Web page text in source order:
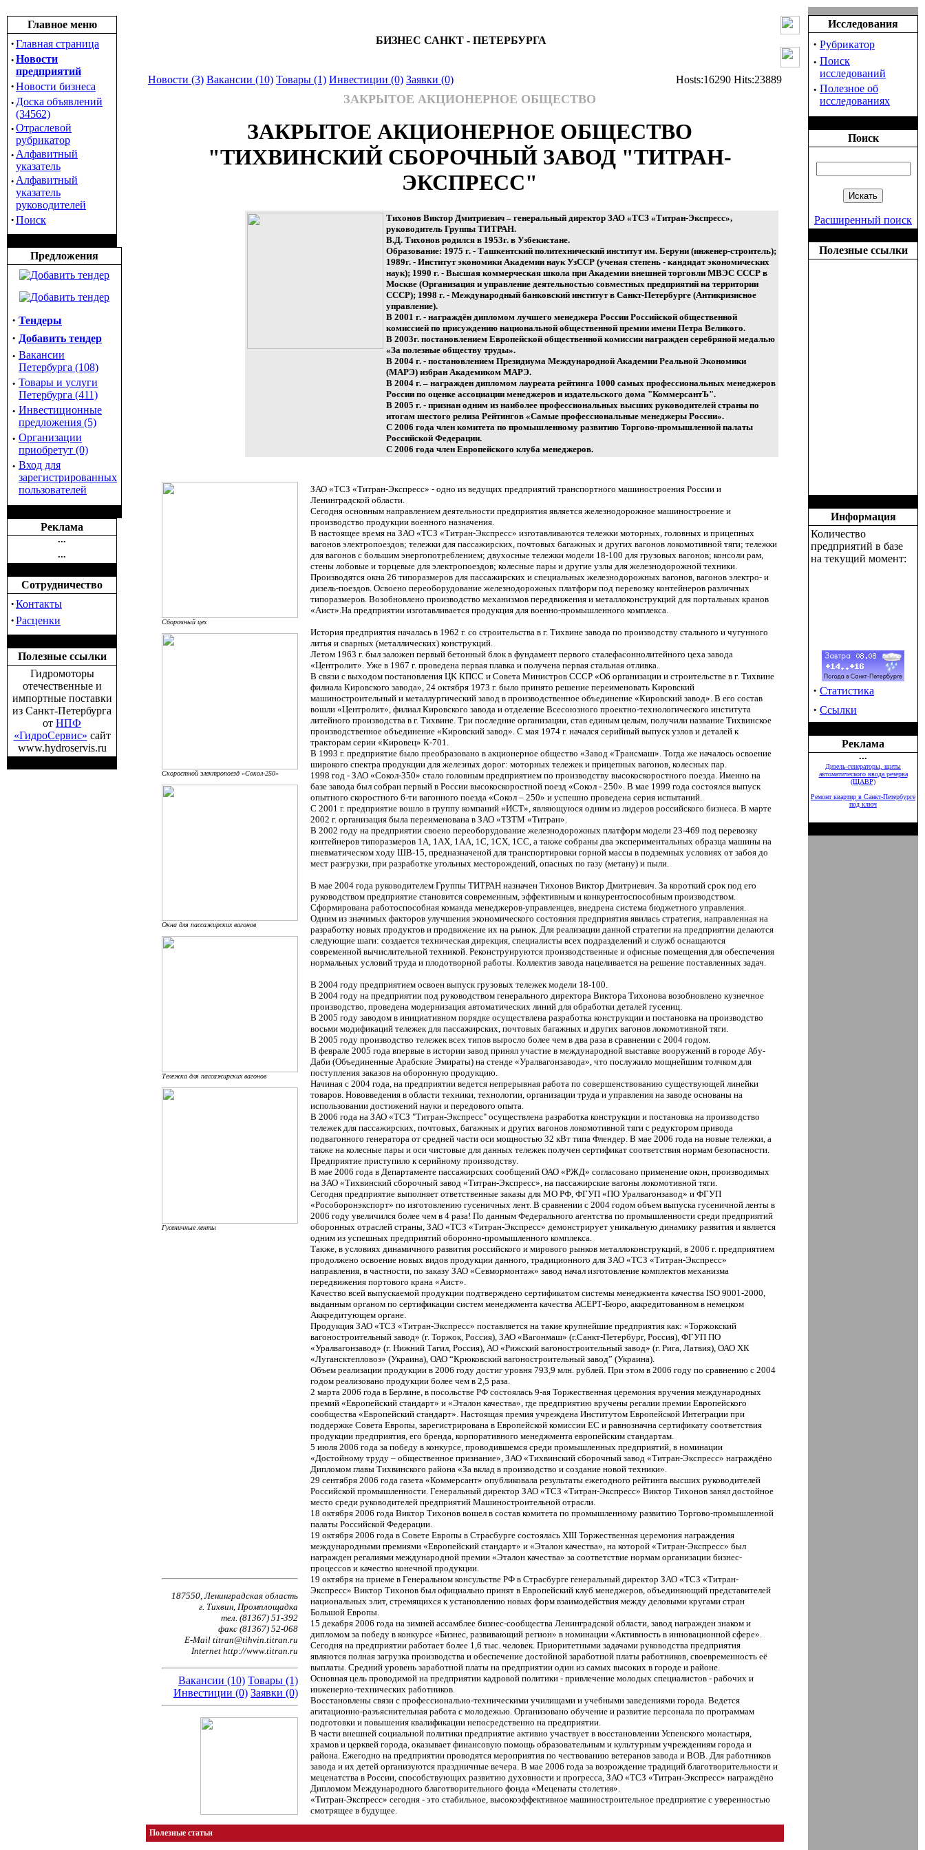
Главное меню
·Главная страница
·Новости
предприятий
·Новости бизнеса
· Доска объявлений
(34562)
·Отраслевой
рубрикатор
· Алфавитный
указатель
· Алфавитный
указатель
руководителей
·Поиск
Предложения
· Тендеры
· Добавить тендер
· Вакансии
Петербурга (108)
· Товары и услуги
Петербурга (411)
· Инвестиционные
предложения (5)
· Организации
приобретут (0)
· Вход для
зарегистрированных
пользователей
Реклама
•••
•••
Сотрудничество
·Контакты
·Расценки
Полезные ссылки
Гидромоторы
отечественные и
импортные поставки
из Санкт-Петербурга
от НПФ
«ГидроСервис» сайт
www.hydroservis.ru
БИЗНЕС САНКТ - ПЕТЕРБУРГА
Новости (3) Вакансии (10) Товары (1) Инвестиции (0) Заявки (0) Hosts:16290 Hits:23889
ЗАКРЫТОЕ АКЦИОНЕРНОЕ ОБЩЕСТВО
ЗАКРЫТОЕ АКЦИОНЕРНОЕ ОБЩЕСТВО
"ТИХВИНСКИЙ СБОРОЧНЫЙ ЗАВОД "ТИТРАН-
ЭКСПРЕСС"
Тихонов Виктор Дмитриевич – генеральный директор ЗАО «ТСЗ «Титран-Экспресс»,
руководитель Группы ТИТРАН.
В.Д. Тихонов родился в 1953г. в Узбекистане.
Образование: 1975 г. - Ташкентский политехнический институт им. Беруни (инженер-строитель);
1989г. - Институт экономики Академии наук УзССР (ученая степень - кандидат экономических
наук); 1990 г. - Высшая коммерческая школа при Академии внешней торговли МВЭС СССР в
Москве (Организация и управление деятельностью совместных предприятий на территории
СССР); 1998 г. - Международный банковский институт в Санкт-Петербурге (Антикризисное
управление).
В 2001 г. - награждён дипломом лучшего менеджера России Российской общественной
комиссией по присуждению национальной общественной премии имени Петра Великого.
В 2003г. постановлением Европейской общественной комиссии награжден серебряной медалью
«За полезные обществу труды».
В 2004 г. - постановлением Президиума Международной Академии Реальной Экономики
(МАРЭ) избран Академиком МАРЭ.
В 2004 г. – награжден дипломом лауреата рейтинга 1000 самых профессиональных менеджеров
России по оценке ассоциации менеджеров и издательского дома "КоммерсантЪ".
В 2005 г. - признан одним из наиболее профессиональных высших руководителей страны по
итогам шестого релиза Рейтингов «Самые профессиональные менеджеры России».
С 2006 года член комитета по промышленному развитию Торгово-промышленной палаты
Российской Федерации.
С 2006 года член Европейского клуба менеджеров.
Сборочный цех
Скоростной электропоезд «Сокол-250»
Окна для пассажирских вагонов
Тележка для пассажирских вагонов
Гусеничные ленты
ЗАО «ТСЗ «Титран-Экспресс» - одно из ведущих предприятий транспортного машиностроения России и
Ленинградской области.
Сегодня основным направлением деятельности предприятия является железнодорожное машиностроение и
производство продукции военного назначения.
В настоящее время на ЗАО «ТСЗ «Титран-Экспресс» изготавливаются тележки моторных, головных и прицепных
вагонов электропоездов; тележки для пассажирских, почтовых багажных и других вагонов локомотивной тяги; тележки
для вагонов с большим энергопотреблением; двухосные тележки модели 18-100 для грузовых вагонов; консоли рам,
стены лобовые и торцевые для электропоездов; колесные пары и другие узлы для железнодорожной техники.
Производятся окна 26 типоразмеров для пассажирских и специальных железнодорожных вагонов, вагонов электро- и
дизель-поездов. Освоено переоборудование железнодорожных платформ под перевозку контейнеров различных
типоразмеров. Возобновлено производство механизмов передвижения и металлоконструкций для портальных кранов
«Аист».На предприятии изготавливается продукция для военно-промышленного комплекса.
История предприятия началась в 1962 г. со строительства в г. Тихвине завода по производству стального и чугунного
литья и сварных (металлических) конструкций.
Летом 1963 г. был заложен первый бетонный блок в фундамент первого сталефасоннолитейного цеха завода
«Центролит». Уже в 1967 г. проведена первая плавка и получена первая стальная отливка.
В связи с выходом постановления ЦК КПСС и Совета Министров СССР «Об организации и строительстве в г. Тихвине
филиала Кировского завода», 24 октября 1973 г. было принято решение переименовать Кировский
машиностроительный и металлургический завод в производственное объединение «Кировский завод». В его состав
вошли «Центролит», филиал Кировского завода и отделение Всесоюзного проектно-технологического института
литейного производства в г. Тихвине. Три последние организации, став единым целым, получили название Тихвинское
производственное объединение «Кировский завод». С мая 1974 г. начался серийный выпуск узлов и деталей к
тракторам серии «Кировец» К-701.
В 1993 г. предприятие было преобразовано в акционерное общество «Завод «Трансмаш». Тогда же началось освоение
широкого спектра продукции для железных дорог: моторных тележек и прицепных вагонов, колесных пар.
1998 год - ЗАО «Сокол-350» стало головным предприятием по производству высокоскоростного поезда. Именно на
базе завода был собран первый в России высокоскоростной поезд «Сокол - 250». В мае 1999 года состоялся выпуск
опытного скоростного 6-ти вагонного поезда «Сокол – 250» и успешно проведена серия испытаний.
С 2001 г. предприятие вошло в группу компаний «ИСТ», являющуюся одним из лидеров российского бизнеса. В марте
2002 г. организация была переименована в ЗАО «ТЗТМ «Титран».
В 2002 году на предприятии своено переоборудование железнодорожных платформ модели 23-469 под перевозку
контейнеров типоразмеров 1А, 1АХ, 1АА, 1С, 1СХ, 1СС, а также собраны два экспериментальных образца машины на
пневматическом ходу ШВ-15, предназначеной для транспортировки горной массы в подземных условиях от забоя до
мест разгрузки, при разработке угольных месторождений, опасных по газу (метану) и пыли.
В мае 2004 года руководителем Группы ТИТРАН назначен Тихонов Виктор Дмитриевич. За короткий срок под его
руководством предприятие становится современным, эффективным и конкурентоспособным производством.
Сформирована работоспособная команда менеджеров-управленцев, внедрена система бюджетного управления.
Одним из значимых факторов улучшения экономического состояния предприятия явилась стратегия, направленная на
разработку новых продуктов и продвижение их на рынок. Для реализации данной стратегии на предприятии делаются
следующие шаги: создается техническая дирекция, специалисты всех подразделений и служб оснащаются
современной вычислительной техникой. Реконструируются производственные и офисные помещения для обеспечения
нормальных условий труда и плодотворной работы. Коллектив завода нацеливается на решение поставленных задач.
В 2004 году предприятием освоен выпуск грузовых тележек модели 18-100.
В 2004 году на предприятии под руководством генерального директора Виктора Тихонова возобновлено кузнечное
производство, проведена модернизация автоматических линий для обработки деталей гусениц.
В 2005 году заводом в инициативном порядке осуществлена разработка конструкции и постановка на производство
восьми модификаций тележек для пассажирских, почтовых багажных и других вагонов локомотивной тяги.
В 2005 году производство тележек всех типов выросло более чем в два раза в сравнении с 2004 годом.
В феврале 2005 года впервые в истории завод принял участие в международной выставке вооружений в городе Абу-
Даби (Объединенные Арабские Эмираты) на стенде «Уралвагонзавода», что послужило мощнейшим толчком для
поступления заказов на оборонную продукцию.
Начиная с 2004 года, на предприятии ведется непрерывная работа по совершенствованию существующей линейки
товаров. Нововведения в области техники, технологии, организации труда и управления на заводе основаны на
использовании достижений науки и передового опыта.
В 2006 года на ЗАО «ТСЗ "Титран-Экспресс" осуществлена разработка конструкции и постановка на производство
тележек для пассажирских, почтовых, багажных и других вагонов локомотивной тяги с редуктором привода
подвагонного генератора от средней части оси мощностью 32 кВт типа Флендер. В мае 2006 года на новые тележки, а
также на колесные пары и оси чистовые для данных тележек получен сертификат соответствия нормам безопасности.
Предприятие приступило к серийному производству.
В мае 2006 года в Департаменте пассажирских сообщений ОАО «РЖД» согласовано применение окон, производимых
на ЗАО «Тихвинский сборочный завод «Титран-Экспресс», на пассажирские вагоны локомотивной тяги.
Сегодня предприятие выполняет ответственные заказы для МО РФ, ФГУП «ПО Уралвагонзавод» и ФГУП
«Рособоронэкспорт» по изготовлению гусеничных лент. В сравнении с 2004 годом объем выпуска гусеничной ленты в
2006 году увеличился более чем в 4 раза! По данным Федерального агентства по промышленности среди предприятий
оборонных отраслей страны, ЗАО «ТСЗ «Титран-Экспресс» демонстрирует уникальную динамику развития и является
одним из успешных предприятий оборонно-промышленного комплекса.
Также, в условиях динамичного развития российского и мирового рынков металлоконструкций, в 2006 г. предприятием
продолжено освоение новых видов продукции данного, традиционного для ЗАО «ТСЗ «Титран-Экспресс»
направления, в частности, по заказу ЗАО «Севмормонтаж» завод начал изготовление комплектов механизма
передвижения портового крана «Аист».
Качество всей выпускаемой продукции подтверждено сертификатом системы менеджмента качества ISO 9001-2000,
выданным органом по сертификации систем менеджмента качества АСЕРТ-Бюро, аккредитованном в немецком
Аккредитующем органе.
Продукция ЗАО «ТСЗ «Титран-Экспресс» поставляется на такие крупнейшие предприятия как: «Торжокский
вагоностроительный завод» (г. Торжок, Россия), ЗАО «Вагонмаш» (г.Санкт-Петербург, Россия), ФГУП ПО
«Уралвагонзавод» (г. Нижний Тагил, Россия), АО «Рижский вагоностроительный завод» (г. Рига, Латвия), ОАО ХК
«Лугансктепловоз» (Украина), ОАО “Крюковский вагоностроительный завод” (Украина).
Объем реализации продукции в 2006 году достиг уровня 793,9 млн. рублей. При этом в 2006 году по сравнению с 2004
годом реализовано продукции более чем в 2,5 раза.
2 марта 2006 года в Берлине, в посольстве РФ состоялась 9-ая Торжественная церемония вручения международных
премий «Европейский стандарт» и «Эталон качества», где предприятию вручены регалии премии Европейского
сообщества «Европейский стандарт». Настоящая премия учреждена Институтом Европейской Интеграции при
поддержке Совета Европы, зарегистрирована в Европейской комиссии ЕС и равнозначна сертификату соответствия
продукции предприятия, его бренда, корпоративного менеджмента европейским стандартам.
5 июля 2006 года за победу в конкурсе, проводившемся среди промышленных предприятий, в номинации
«Достойному труду – общественное признание», ЗАО «Тихвинский сборочный завод «Титран-Экспресс» награждёно
Дипломом главы Тихвинского района «За вклад в производство и создание новой техники».
29 сентября 2006 года газета «Коммерсант» опубликовала результаты ежегодного рейтинга высших руководителей
Российской промышленности. Генеральный директор ЗАО «ТСЗ «Титран-Экспресс» Виктор Тихонов занял достойное
место среди руководителей предприятий Машиностроительной отрасли.
18 октября 2006 года Виктор Тихонов вошел в состав комитета по промышленному развитию Торгово-промышленной
палаты Российской Федерации.
19 октября 2006 года в Совете Европы в Страсбурге состоялась XIII Торжественная церемония награждения
международными премиями «Европейский стандарт» и «Эталон качества», на которой «Титран-Экспресс» был
награжден регалиями международной премии «Эталон качества» за соответствие нормам организации бизнес-
процессов и качество конечной продукции.
19 октября на приеме в Генеральном консульстве РФ в Страсбурге генеральный директор ЗАО «ТСЗ «Титран-
Экспресс» Виктор Тихонов был официально принят в Европейский клуб менеджеров, объединяющий представителей
национальных элит, стремящихся к установлению новых форм взаимодействия между деловыми кругами стран
Большой Европы.
15 декабря 2006 года на зимней ассамблее бизнес-сообщества Ленинградской области, завод награжден знаком и
дипломом за победу в конкурсе «Бизнес, развивающий регион» в номинации «Активность в инновационной сфере».
Сегодня на предприятии работает более 1,6 тыс. человек. Приоритетными задачами руководства предприятия
являются полная загрузка производства и обеспечение достойной заработной платы работников, своевременность её
выплаты. Средний уровень заработной платы на предприятии один из самых высоких в городе и районе.
Основная цель проводимой на предприятии кадровой политики - привлечение молодых специалистов - рабочих и
инженерно-технических работников.
Восстановлены связи с профессионально-техническими училищами и учебными заведениями города. Ведется
агитационно-разъяснительная работа с молодежью. Организовано обучение и развитие персонала по программам
подготовки и повышения квалификации непосредственно на предприятии.
В части внешней социальной политики предприятие активно участвует в восстановлении Успенского монастыря,
храмов и церквей города, оказывает финансовую помощь образовательным и культурным учреждениям города и
района. Ежегодно на предприятии проводятся мероприятия по чествованию ветеранов завода и ВОВ. Для работников
завода и их детей организуются праздничные вечера. В мае 2006 года за возрождение традиций благотворительности и
меценатства в России, способствующих развитию духовности и прогресса, ЗАО «ТСЗ «Титран-Экспресс» награждёно
Дипломом Международного благотворительного фонда «Меценаты столетия».
«Титран-Экспресс» сегодня - это стабильное, высокоэффективное машиностроительное предприятие с уверенностью
смотрящее в будущее.
187550, Ленинградская область
г. Тихвин, Промплощадка
тел. (81367) 51-392
факс (81367) 52-068
E-Mail titran@tihvin.titran.ru
Internet http://www.titran.ru
Вакансии (10) Товары (1)
Инвестиции (0) Заявки (0)
Полезные статьи
Исследования
· Рубрикатор
· Поиск
исследований
· Полезное об
исследованиях
Поиск
Расширенный поиск
Полезные ссылки
Информация
Количество
предприятий в базе
на текущий момент:
· Статистика
· Ссылки
Реклама
•••
Дизель-генераторы, щиты
автоматического ввода резерва
(ЩАВР)
Ремонт квартир в Санкт-Петербурге
под ключ